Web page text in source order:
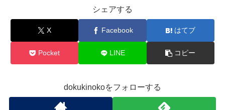
シェアする
X Facebook はてブ
Pocket LINE コピー
dokukinokoをフォローする